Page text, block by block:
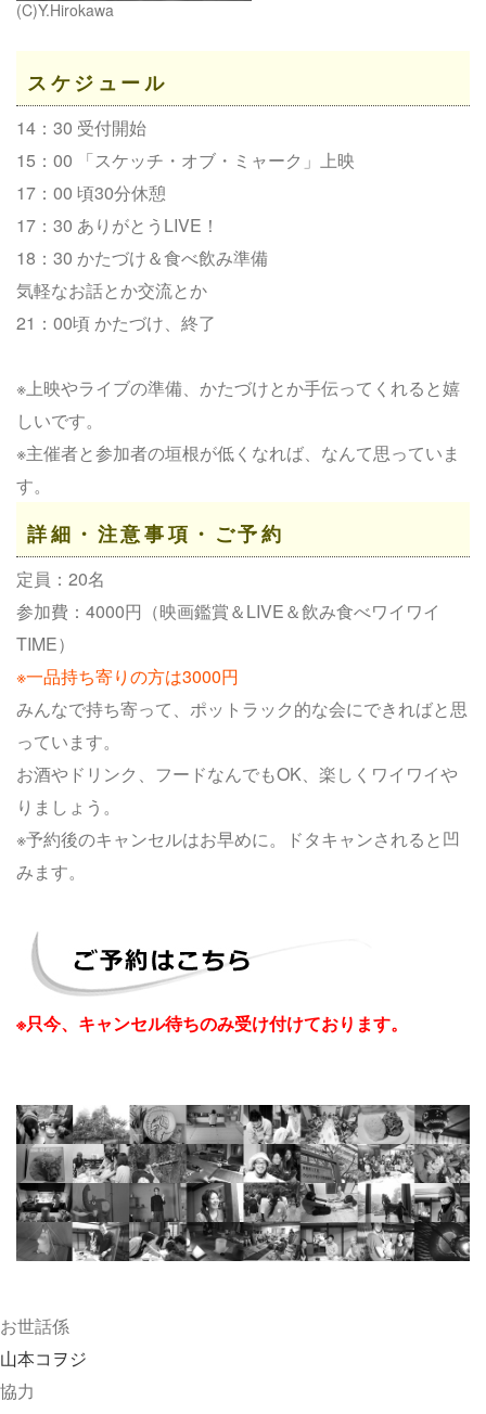
(C)Y.Hirokawa
スケジュール
14：30 受付開始
15：00 「スケッチ・オブ・ミャーク」上映
17：00 頃30分休憩
17：30 ありがとうLIVE！
18：30 かたづけ＆食べ飲み準備
気軽なお話とか交流とか
21：00頃 かたづけ、終了
※上映やライブの準備、かたづけとか手伝ってくれると嬉
しいです。
※主催者と参加者の垣根が低くなれば、なんて思っていま
す。
詳細・注意事項・ご予約
定員：20名
参加費：4000円（映画鑑賞＆LIVE＆飲み食べワイワイ
TIME）
※一品持ち寄りの方は3000円
みんなで持ち寄って、ポットラック的な会にできればと思
っています。
お酒やドリンク、フードなんでもOK、楽しくワイワイや
りましょう。
※予約後のキャンセルはお早めに。ドタキャンされると凹
みます。
※只今、キャンセル待ちのみ受け付けております。
お世話係
山本コヲジ
協力